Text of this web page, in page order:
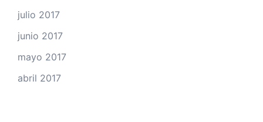
julio 2017
junio 2017
mayo 2017
abril 2017